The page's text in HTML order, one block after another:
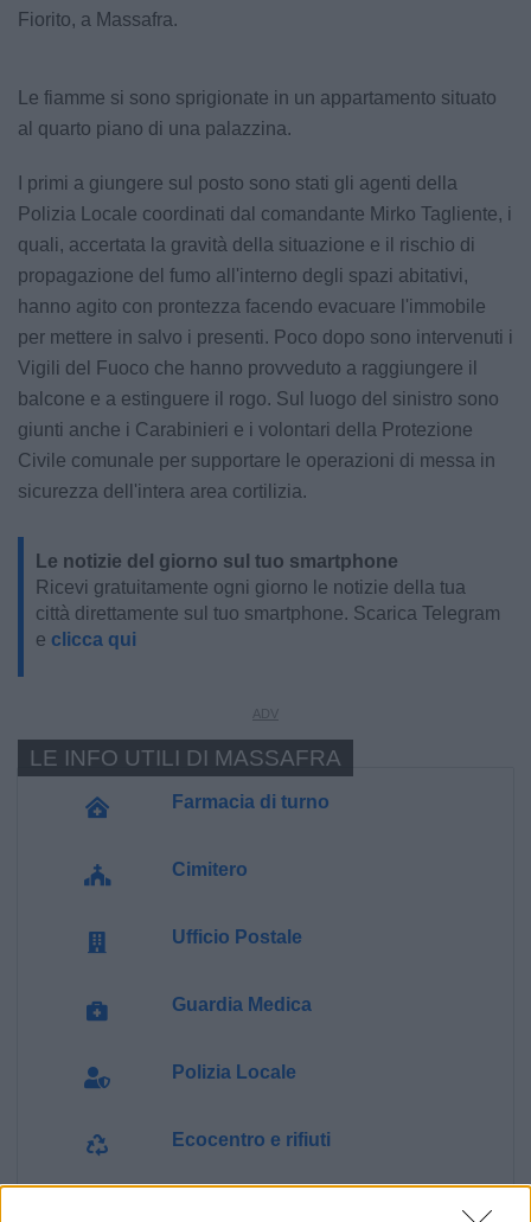
Fiorito, a Massafra.
Le fiamme si sono sprigionate in un appartamento situato
al quarto piano di una palazzina.
I primi a giungere sul posto sono stati gli agenti della
Polizia Locale coordinati dal comandante Mirko Tagliente, i
quali, accertata la gravità della situazione e il rischio di
propagazione del fumo all'interno degli spazi abitativi,
hanno agito con prontezza facendo evacuare l'immobile
per mettere in salvo i presenti. Poco dopo sono intervenuti i
Vigili del Fuoco che hanno provveduto a raggiungere il
balcone e a estinguere il rogo. Sul luogo del sinistro sono
giunti anche i Carabinieri e i volontari della Protezione
Civile comunale per supportare le operazioni di messa in
sicurezza dell'intera area cortilizia.
Le notizie del giorno sul tuo smartphone
Ricevi gratuitamente ogni giorno le notizie della tua
città direttamente sul tuo smartphone. Scarica Telegram
e clicca qui
Farmacia di turno
Cimitero
Ufficio Postale
Guardia Medica
Polizia Locale
Ecocentro e rifiuti
LE INFO UTILI DI MASSAFRA